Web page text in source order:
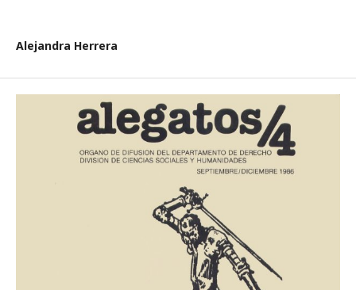
Alejandra Herrera